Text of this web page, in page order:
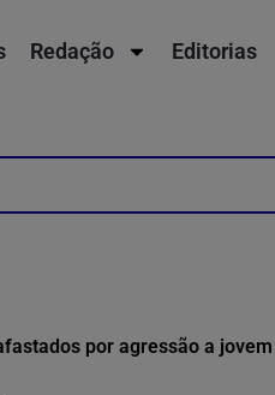
Redação Editorias
por agressão a